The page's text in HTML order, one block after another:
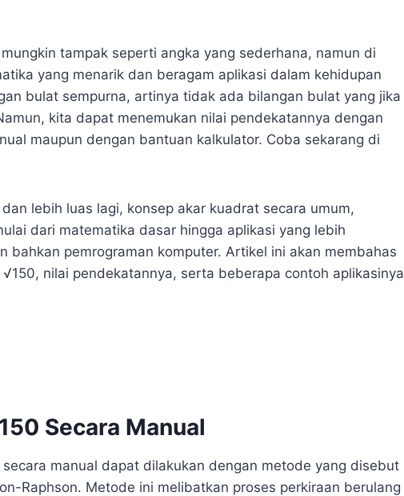
tampak seperti angka yang sederhana, namun di
yang menarik dan beragam aplikasi dalam kehidupan
bulat sempurna, artinya tidak ada bilangan bulat yang jika
kita dapat menemukan nilai pendekatannya dengan
maupun dengan bantuan kalkulator. Coba sekarang di
lebih luas lagi, konsep akar kuadrat secara umum,
dari matematika dasar hingga aplikasi yang lebih
bahkan pemrograman komputer. Artikel ini akan membahas
nilai pendekatannya, serta beberapa contoh aplikasinya
Secara Manual
manual dapat dilakukan dengan metode yang disebut
Raphson. Metode ini melibatkan proses perkiraan berulang